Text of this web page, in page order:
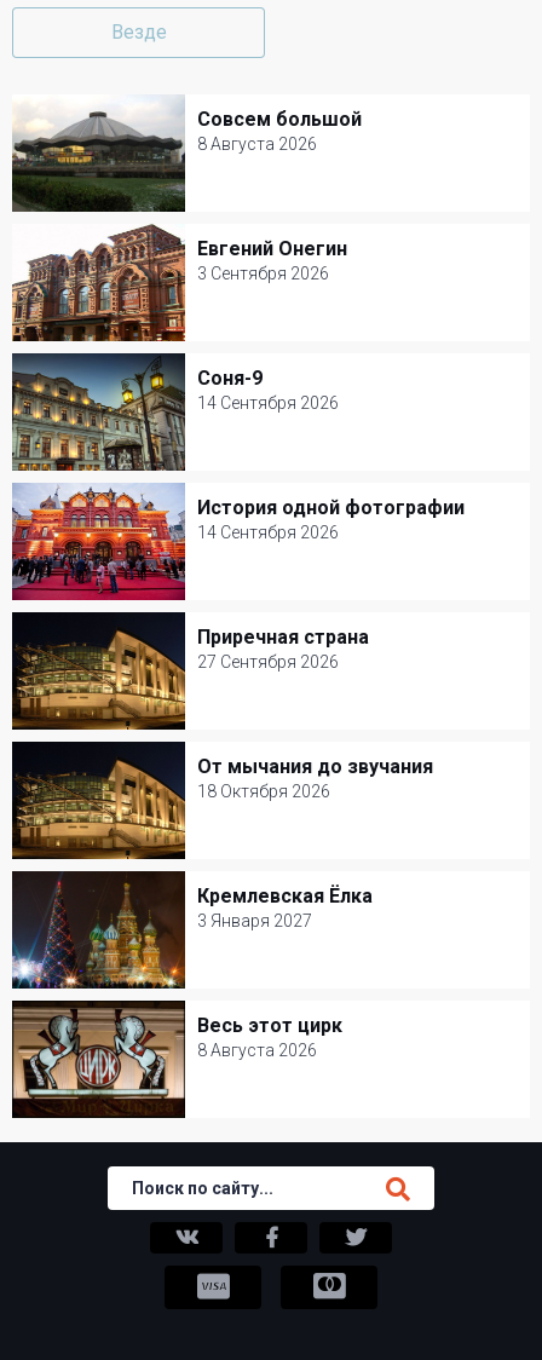
Везде
Совсем большой
8 Августа 2026
Совсем большой
8 Августа 2026
Цирк на Вернадского
Цирк
Евгений Онегин
3 Сентября 2026
Евгений Онегин
3 Сентября 2026
Театр им. В. Маяковского
Детские спектакли
Соня-9
14 Сентября 2026
Соня-9
14 Сентября 2026
МХТ им. А. П. Чехова
Музыкальный спектакль
История одной фотографии
14 Сентября 2026
История одной фотографии
14 Сентября 2026
Театр Наций
Кукольные
Приречная страна
27 Сентября 2026
Приречная страна
27 Сентября 2026
Мастерская Петра Фоменко
Детские спектакли
От мычания до звучания
18 Октября 2026
От мычания до звучания
18 Октября 2026
Мастерская Петра Фоменко
Детские спектакли
Кремлевская Ёлка
3 Января 2027
Кремлевская Ёлка
3 Января 2027
Кремлевский дворец
Новогодние елки
Весь этот цирк
8 Августа 2026
Весь этот цирк
8 Августа 2026